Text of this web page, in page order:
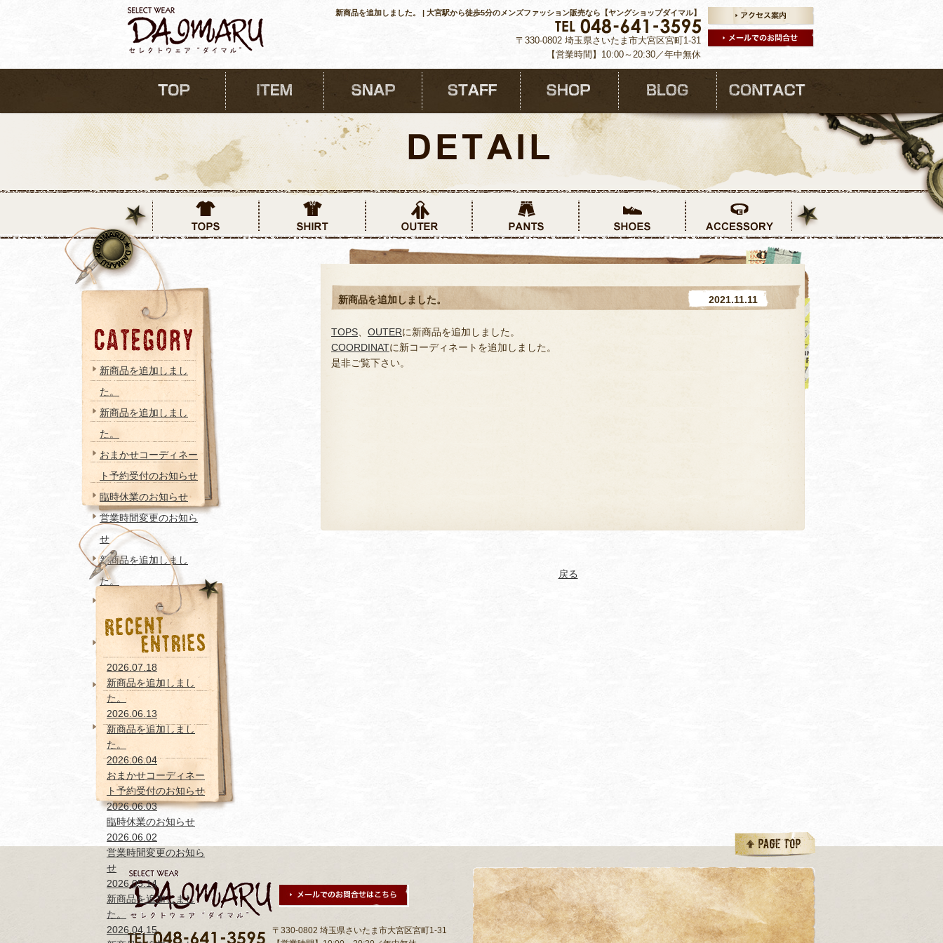
新商品を追加しました。 | 大宮駅から徒歩5分のメンズファッション販売なら【ヤングショップダイマル】
〒330-0802 埼玉県さいたま市大宮区宮町1-31
【営業時間】10:00～20:30／年中無休
新商品を追加しまし
た。
新商品を追加しまし
た。
おまかせコーディネー
ト予約受付のお知らせ
臨時休業のお知らせ
営業時間変更のお知ら
せ
新商品を追加しまし
た。
新商品を追加しまし
た。
おまかせコーディネー
ト予約受付のお知らせ
新商品を追加しまし
新商品を追加しまし
た。
2026.07.18
新商品を追加しまし
た。
2026.06.13
新商品を追加しまし
た。
2026.06.04
おまかせコーディネー
ト予約受付のお知らせ
2026.06.03
臨時休業のお知らせ
2026.06.02
営業時間変更のお知ら
せ
2026.05.14
新商品を追加しまし
た。
2026.04.15
新商品を追加しました。 2021.11.11
TOPS OUTERに新商品を追加しました。
COORDINATに新コーディネートを追加しました。
是非ご覧下さい。
戻る
〒330-0802 埼玉県さいたま市大宮区宮町1-31